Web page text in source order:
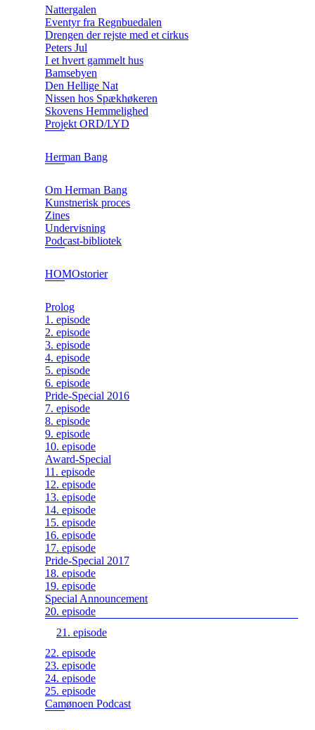
Nattergalen
Eventyr fra Regnbuedalen
Drengen der rejste med et cirkus
Peters Jul
I et hvert gammelt hus
Bamsebyen
Den Hellige Nat
Nissen hos Spækhøkeren
Skovens Hemmelighed
Projekt ORD/LYD
Herman Bang
Om Herman Bang
Kunstnerisk proces
Zines
Undervisning
Podcast-bibliotek
HOMOstorier
Prolog
1. episode
2. episode
3. episode
4. episode
5. episode
6. episode
Pride-Special 2016
7. episode
8. episode
9. episode
10. episode
Award-Special
11. episode
12. episode
13. episode
14. episode
15. episode
16. episode
17. episode
Pride-Special 2017
18. episode
19. episode
Special Announcement
20. episode
21. episode
22. episode
23. episode
24. episode
25. episode
Camønoen Podcast